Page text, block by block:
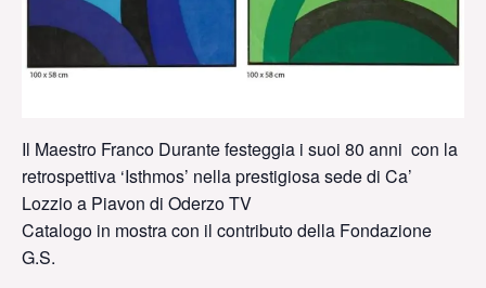
Il Maestro Franco Durante festeggia i suoi 80 anni con la
retrospettiva ‘Isthmos’ nella prestigiosa sede di Ca’
Lozzio a Piavon di Oderzo TV
Catalogo in mostra con il contributo della Fondazione
G.S.